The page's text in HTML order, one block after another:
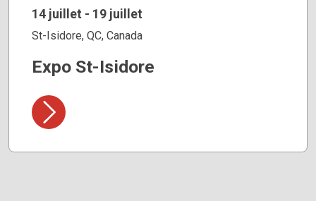
14 juillet - 19 juillet
St-Isidore, QC, Canada
Expo St-Isidore